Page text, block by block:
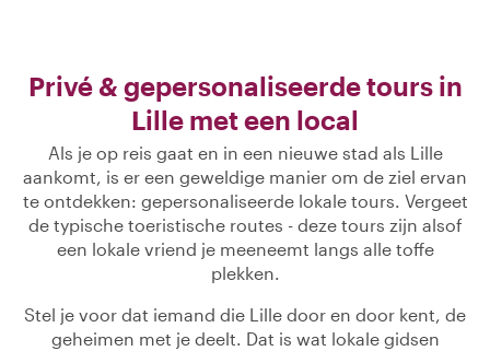
Privé & gepersonaliseerde tours in
Lille met een local
Als je op reis gaat en in een nieuwe stad als Lille
aankomt, is er een geweldige manier om de ziel ervan
te ontdekken: gepersonaliseerde lokale tours. Vergeet
de typische toeristische routes - deze tours zijn alsof
een lokale vriend je meeneemt langs alle toffe
plekken.
Stel je voor dat iemand die Lille door en door kent, de
geheimen met je deelt. Dat is wat lokale gidsen